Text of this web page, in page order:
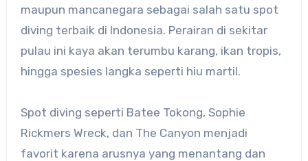
maupun mancanegara sebagai salah satu spot
diving terbaik di Indonesia. Perairan di sekitar
pulau ini kaya akan terumbu karang, ikan tropis,
hingga spesies langka seperti hiu martil.
Spot diving seperti Batee Tokong, Sophie
Rickmers Wreck, dan The Canyon menjadi
favorit karena arusnya yang menantang dan